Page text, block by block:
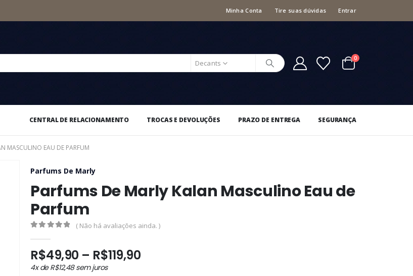
Minha Conta Tire suas dúvidas Entrar
Decants
0
CENTRAL DE RELACIONAMENTO TROCAS E DEVOLUÇÕES PRAZO DE ENTREGA SEGURANÇA
MASCULINO EAU DE PARFUM
Parfums De Marly
Parfums De Marly Kalan Masculino Eau de
Parfum
( Não há avaliações ainda. )
R$49,90 – R$119,90Faixa
4x deR$12,48sem juros